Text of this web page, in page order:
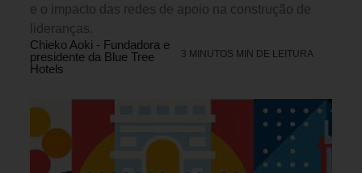
e o impacto das redes de apoio na construção de
lideranças.
Chieko Aoki - Fundadora e
presidente da Blue Tree
Hotels
3 MINUTOS MIN DE LEITURA